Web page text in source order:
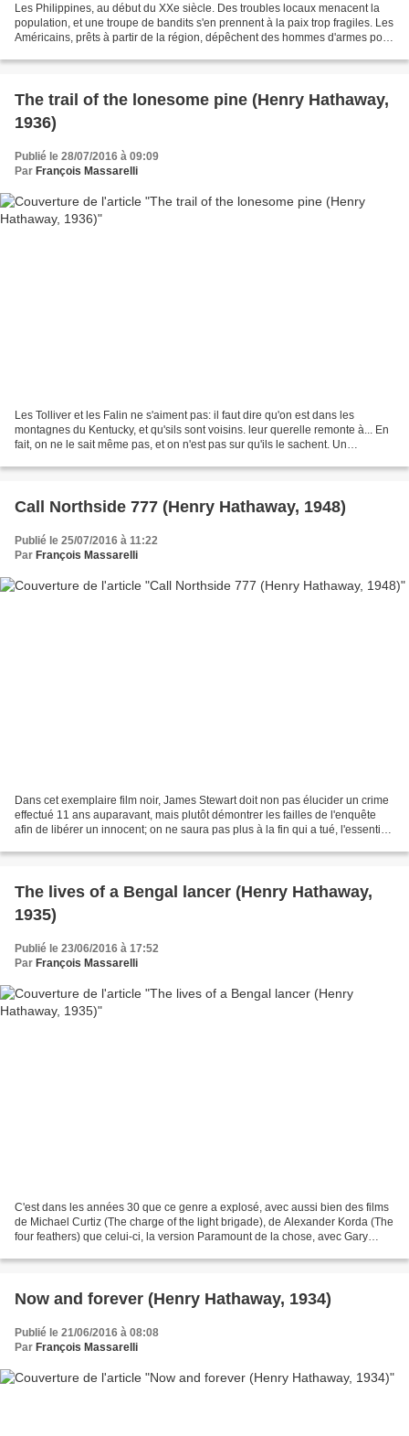
Les Philippines, au début du XXe siècle. Des troubles locaux menacent la
population, et une troupe de bandits s'en prennent à la paix trop fragiles. Les
Américains, prêts à partir de la région, dépêchent des hommes d'armes pour
The trail of the lonesome pine (Henry Hathaway,
1936)
Publié le 28/07/2016 à 09:09
Par François Massarelli
Les Tolliver et les Falin ne s'aiment pas: il faut dire qu'on est dans les
montagnes du Kentucky, et qu'sils sont voisins. leur querelle remonte à... En
fait, on ne le sait même pas, et on n'est pas sur qu'ils le sachent. Un
Call Northside 777 (Henry Hathaway, 1948)
Publié le 25/07/2016 à 11:22
Par François Massarelli
Dans cet exemplaire film noir, James Stewart doit non pas élucider un crime
effectué 11 ans auparavant, mais plutôt démontrer les failles de l'enquête
afin de libérer un innocent; on ne saura pas plus à la fin qui a tué, l'essentiel
The lives of a Bengal lancer (Henry Hathaway,
1935)
Publié le 23/06/2016 à 17:52
Par François Massarelli
C'est dans les années 30 que ce genre a explosé, avec aussi bien des films
de Michael Curtiz (The charge of the light brigade), de Alexander Korda (The
four feathers) que celui-ci, la version Paramount de la chose, avec Gary
Now and forever (Henry Hathaway, 1934)
Publié le 21/06/2016 à 08:08
Par François Massarelli